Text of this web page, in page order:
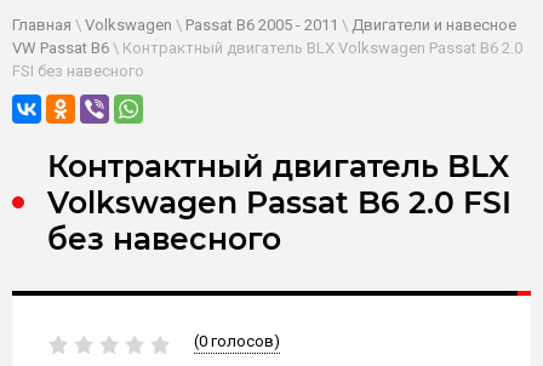
Главная \ Volkswagen \ Passat B6 2005 - 2011 \ Двигатели и навесное
VW Passat B6 \ Контрактный двигатель BLX Volkswagen Passat B6 2.0
FSI без навесного
Контрактный двигатель BLX
Volkswagen Passat B6 2.0 FSI
без навесного
(0 голосов)